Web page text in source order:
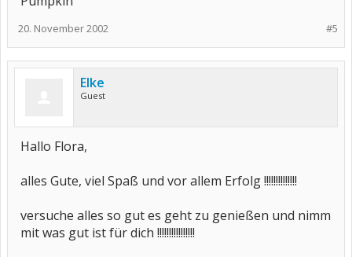
#5
20. November 2002
Elke
Guest
Hallo Flora,
alles Gute, viel Spaß und vor allem Erfolg !!!!!!!!!!!!!!
versuche alles so gut es geht zu genießen und nimm
mit was gut ist für dich !!!!!!!!!!!!!!!!